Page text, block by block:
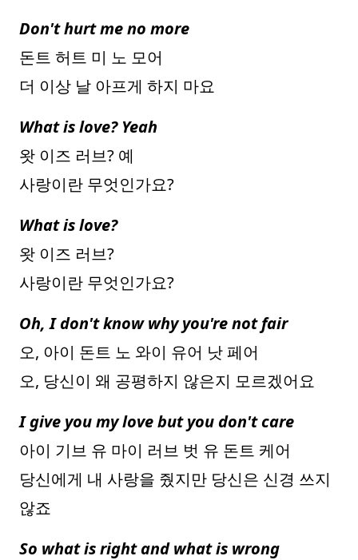
Don't hurt me no more
돈트 허트 미 노 모어
더 이상 날 아프게 하지 마요
What is love? Yeah
왓 이즈 러브? 예
사랑이란 무엇인가요?
What is love?
왓 이즈 러브?
사랑이란 무엇인가요?
Oh, I don't know why you're not fair
오, 아이 돈트 노 와이 유어 낫 페어
오, 당신이 왜 공평하지 않은지 모르겠어요
I give you my love but you don't care
아이 기브 유 마이 러브 벗 유 돈트 케어
당신에게 내 사랑을 줬지만 당신은 신경 쓰지
않죠
So what is right and what is wrong